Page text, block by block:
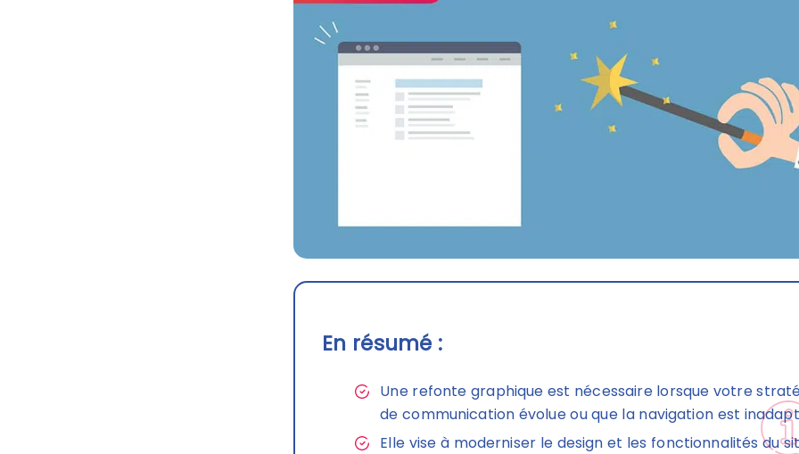
En résumé :
Une refonte graphique est nécessaire lorsque votre
de communication évolue ou que la navigation est
Elle vise à moderniser le design et les fonctionnalités du